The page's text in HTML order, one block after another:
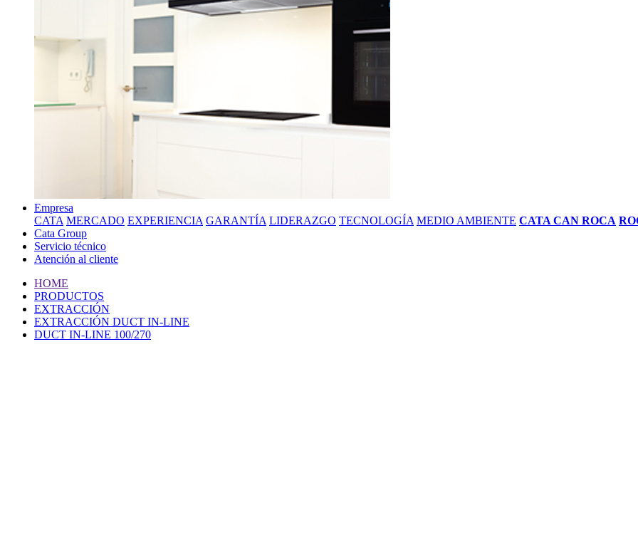
Empresa
CATA MERCADO EXPERIENCIA GARANTÍA LIDERAZGO TECNOLOGÍA MEDIO AMBIENTE CATA CAN ROCA
Cata Group
Servicio técnico
Atención al cliente
HOME
PRODUCTOS
EXTRACCIÓN
EXTRACCIÓN DUCT IN-LINE
DUCT IN-LINE 100/270